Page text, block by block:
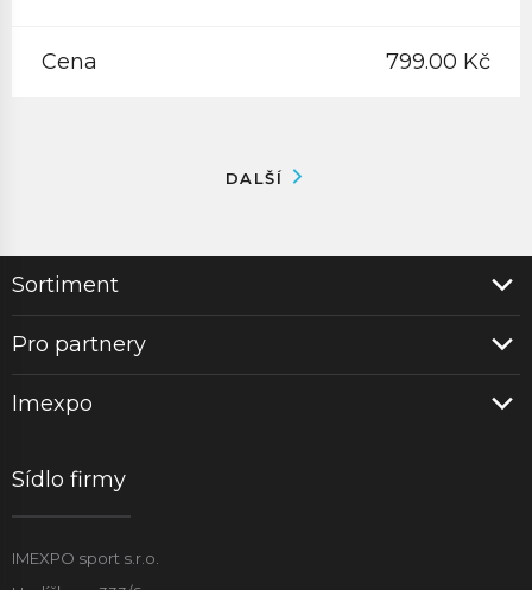
Cena 799.00 Kč
DALŠÍ
Sortiment
Pro partnery
Imexpo
Sídlo firmy
IMEXPO sport s.r.o.